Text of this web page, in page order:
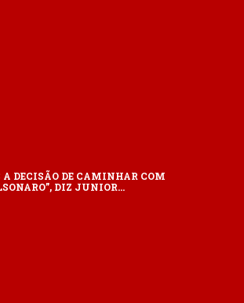
A DECISÃO DE CAMINHAR COM
DIZ JUNIOR…